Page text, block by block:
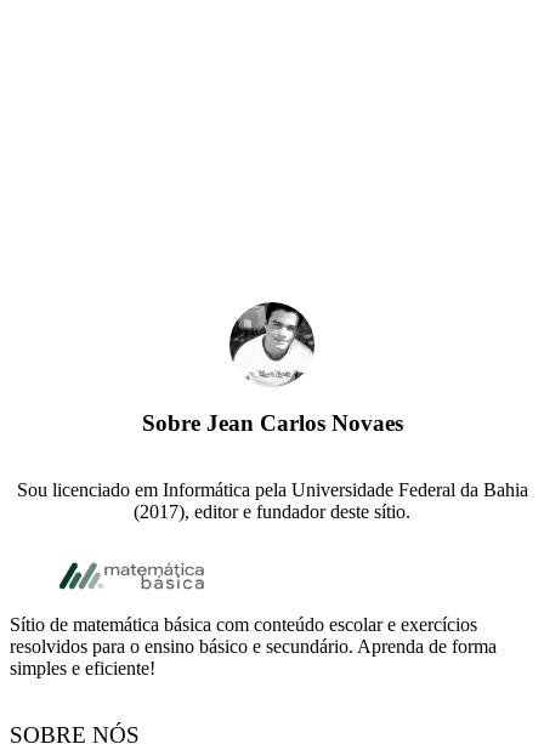
Sobre Jean Carlos Novaes
Sou licenciado em Informática pela Universidade Federal da Bahia
(2017), editor e fundador deste sítio.
Rodapé
Sítio de matemática básica com conteúdo escolar e exercícios
resolvidos para o ensino básico e secundário. Aprenda de forma
simples e eficiente!
SOBRE NÓS